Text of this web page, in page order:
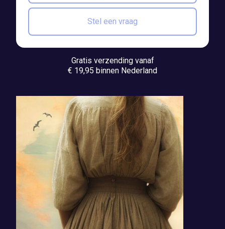
Stel een vraag
Gratis verzending vanaf
€ 19,95 binnen Nederland